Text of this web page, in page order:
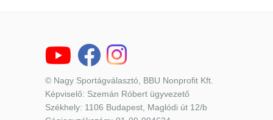
© Nagy Sportágválasztó, BBU Nonprofit Kft.
Képviselő: Szemán Róbert ügyvezető
Székhely: 1106 Budapest, Maglódi út 12/b